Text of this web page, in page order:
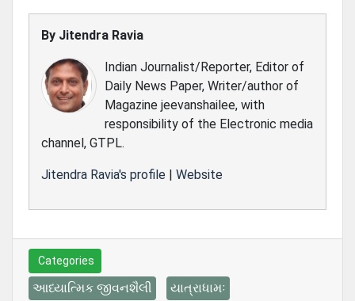
By Jitendra Ravia
Indian Journalist/Reporter, Editor of
Daily News Paper, Writer/author of
Magazine jeevanshailee, with
responsibility of the Electronic media
channel, GTPL.
Jitendra Ravia's profile | Website
Categories
આધ્યાત્મિક જીવનશૈલી યાત્રાધામઃ